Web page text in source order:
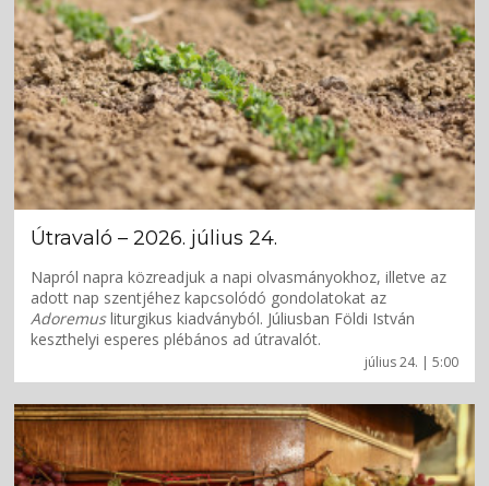
július 24. | 5:00
Útravaló – 2026. július 24.
Napról napra közreadjuk a napi olvasmányokhoz, illetve az
adott nap szentjéhez kapcsolódó gondolatokat az
Adoremusliturgikus kiadványból. Júliusban Földi István
keszthelyi esperes plébános ad útravalót.